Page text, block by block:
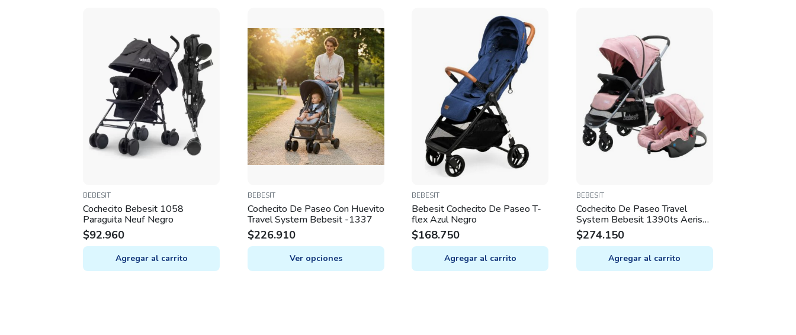
BEBESIT
Cochecito Bebesit 1058
Paraguita Neuf Negro
$92.960
Agregar al carrito
BEBESIT
Cochecito De Paseo Con Huevito
Travel System Bebesit -1337
$226.910
Ver opciones
BEBESIT
Bebesit Cochecito De Paseo T-
flex Azul Negro
$168.750
Agregar al carrito
BEBESIT
Cochecito De Paseo Travel
System Bebesit 1390ts Aeris
Rosa Plateado
$274.150
Agregar al carrito